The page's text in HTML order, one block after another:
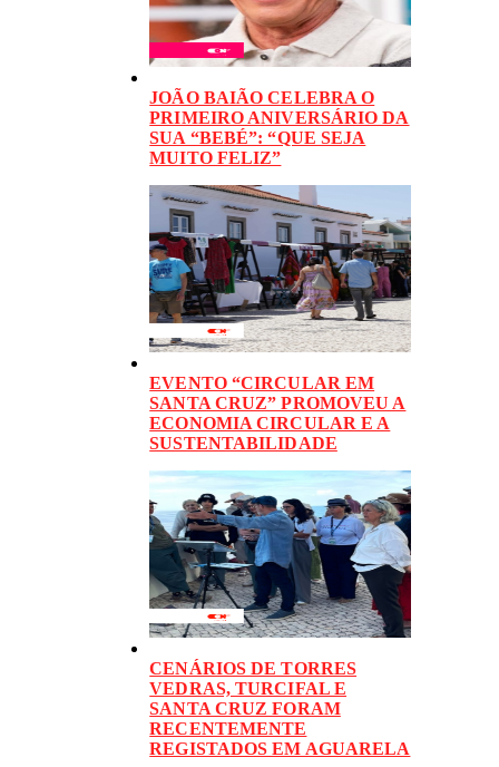
JOÃO BAIÃO CELEBRA O
PRIMEIRO ANIVERSÁRIO DA
SUA “BEBÉ”: “QUE SEJA
MUITO FELIZ”
EVENTO “CIRCULAR EM
SANTA CRUZ” PROMOVEU A
ECONOMIA CIRCULAR E A
SUSTENTABILIDADE
CENÁRIOS DE TORRES
VEDRAS, TURCIFAL E
SANTA CRUZ FORAM
RECENTEMENTE
REGISTADOS EM AGUARELA